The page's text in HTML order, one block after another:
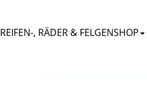
REIFEN-, RÄDER & FELGENSHOP